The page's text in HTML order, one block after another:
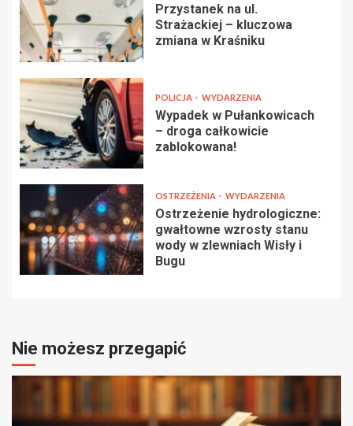
Przystanek na ul.
Strażackiej – kluczowa
zmiana w Kraśniku
POLICJA WYDARZENIA
Wypadek w Pułankowicach
– droga całkowicie
zablokowana!
OSTRZEŻENIA WYDARZENIA
Ostrzeżenie hydrologiczne:
gwałtowne wzrosty stanu
wody w zlewniach Wisły i
Bugu
Nie możesz przegapić